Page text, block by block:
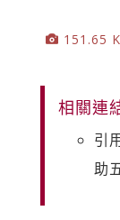
151.65
相關連
引
助